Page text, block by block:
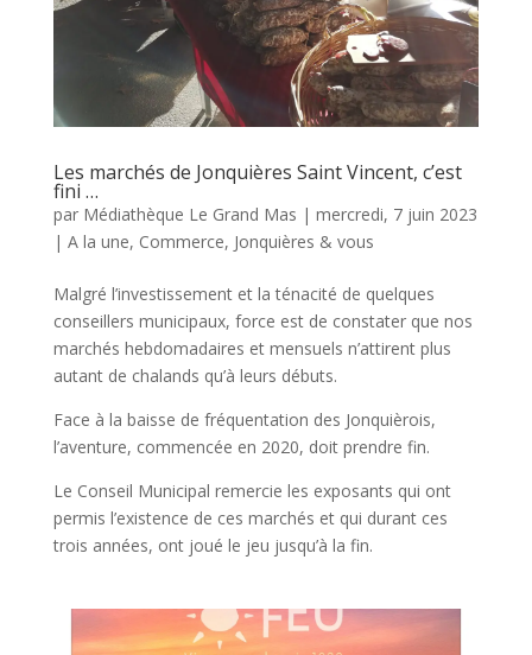
Les marchés de Jonquières Saint Vincent, c’est
fini …
par Médiathèque Le Grand Mas | mercredi, 7 juin 2023
| A la une, Commerce, Jonquières & vous
Malgré l’investissement et la ténacité de quelques
conseillers municipaux, force est de constater que nos
marchés hebdomadaires et mensuels n’attirent plus
autant de chalands qu’à leurs débuts.
Face à la baisse de fréquentation des Jonquièrois,
l’aventure, commencée en 2020, doit prendre fin.
Le Conseil Municipal remercie les exposants qui ont
permis l’existence de ces marchés et qui durant ces
trois années, ont joué le jeu jusqu’à la fin.